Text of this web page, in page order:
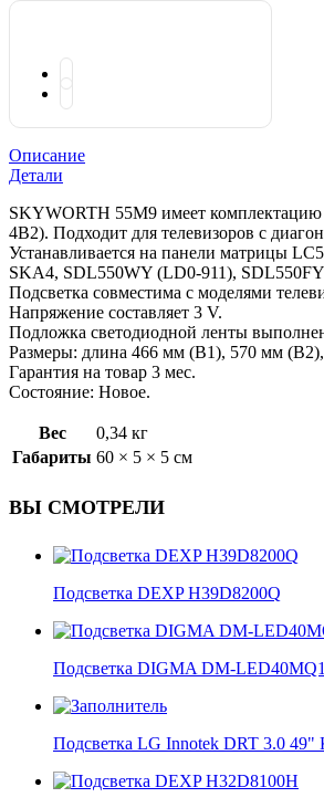
Описание
Детали
SKYWORTH 55M9 имеет
4B2). Подходит для телевизоров с
Устанавливается на панели матрицы
SKA4, SDL550WY (LD0-911),
Подсветка совместима с моделями
Напряжение составляет 3 V.
Подложка светодиодной ленты
Размеры: длина 466 мм (B1), 570 мм
Гарантия на товар 3 мес.
Состояние: Новое.
Вес
0,34 кг
Габариты 60 × 5 × 5 см
ВЫ СМОТРЕЛИ
Подсветка DEXP H39D8200Q
Подсветка DIGMA DM-
Подсветка LG Innotek DRT 3.0 49"